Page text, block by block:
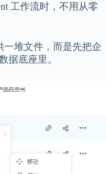
工作流时，不用从零
堆文件，而是先把企
据底座里。